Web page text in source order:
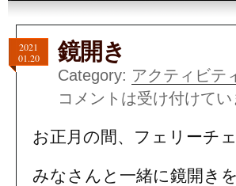
2021
01.20
鏡開き
Category: アクティビテ
コメントは受け付けてい
お正月の間、フェリーチ
みなさんと一緒に鏡開き